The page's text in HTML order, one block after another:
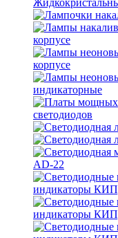
корпусе
корпусе
индикаторные
светодиодов
AD-22
индикаторы
индикаторы